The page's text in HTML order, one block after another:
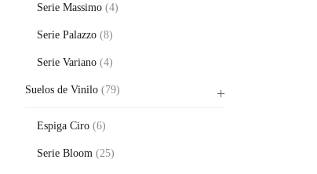
Serie Massimo (4)
Serie Palazzo (8)
Serie Variano (4)
Suelos de Vinilo (79)
Espiga Ciro (6)
Serie Bloom (25)